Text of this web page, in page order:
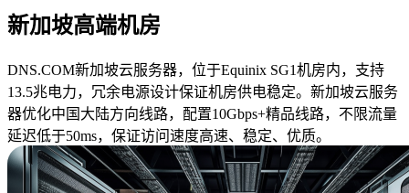
新加坡高端机房
DNS.COM新加坡云服务器，位于Equinix SG1机房内，支持
13.5兆电力，冗余电源设计保证机房供电稳定。新加坡云服务
器优化中国大陆方向线路，配置10Gbps+精品线路，不限流量
延迟低于50ms，保证访问速度高速、稳定、优质。